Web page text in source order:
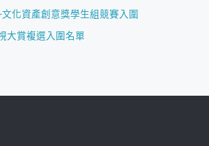
文化資產創意獎學生組競賽入圍
大賞複選入圍名單